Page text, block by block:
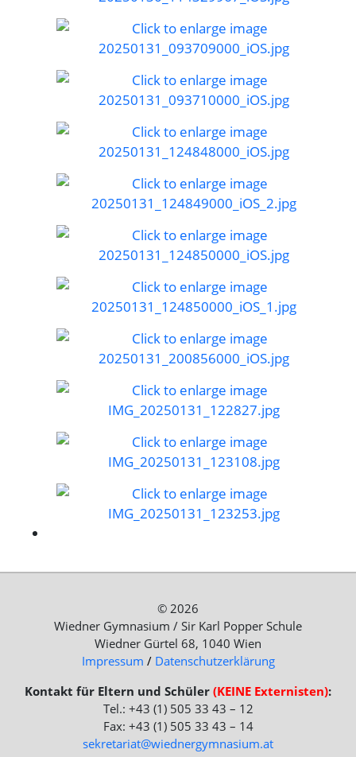
© 2026
Wiedner Gymnasium / Sir Karl Popper Schule
Wiedner Gürtel 68, 1040 Wien
Impressum / Datenschutzerklärung
Kontakt für Eltern und Schüler (KEINE Externisten):
Tel.: +43 (1) 505 33 43 – 12
Fax: +43 (1) 505 33 43 – 14
sekretariat@wiednergymnasium.at